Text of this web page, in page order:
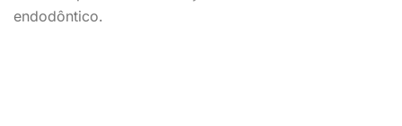
endodôntico.